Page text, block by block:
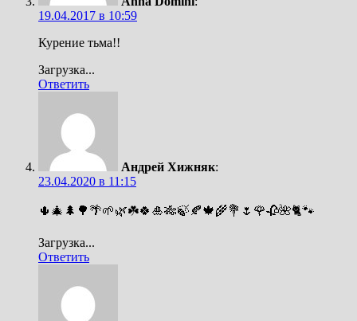
19.04.2017 в 10:59
Курение тьма!!
Загрузка...
Ответить
Андрей Хижняк:
23.04.2020 в 11:15
🌵🎄🌲🌳🌴🌱🌿☘️🍀🎍🎋🍃🍂🍁🌾💐🌷🌹🥀🌺🐈🐾
Загрузка...
Ответить